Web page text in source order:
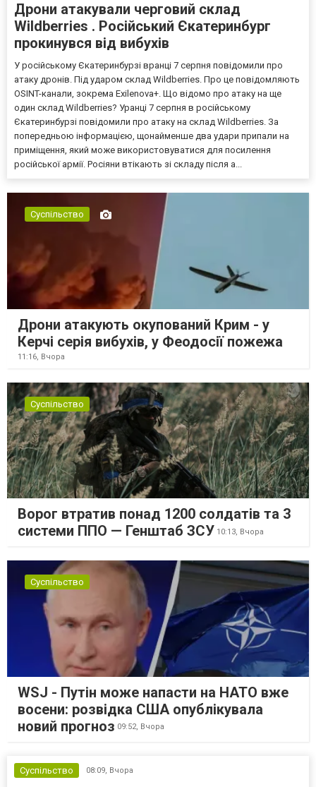
Дрони атакували черговий склад
Wildberries . Російський Єкатеринбург
прокинувся від вибухів
У російському Єкатеринбурзі вранці 7 серпня повідомили про
атаку дронів. Під ударом склад Wildberries. Про це повідомляють
OSINT-канали, зокрема Exilenova+. Що відомо про атаку на ще
один склад Wildberries? Уранці 7 серпня в російському
Єкатеринбурзі повідомили про атаку на склад Wildberries. За
попередньою інформацією, щонайменше два удари припали на
приміщення, який може використовуватися для посилення
російської армії. Росіяни втікають зі складу після а...
Суспільство
Дрони атакують окупований Крим - у
Керчі серія вибухів, у Феодосії пожежа
11:16, Вчора
Суспільство
Ворог втратив понад 1200 солдатів та 3
системи ППО — Генштаб ЗСУ 10:13, Вчора
Суспільство
WSJ - Путін може напасти на НАТО вже
восени: розвідка США опублікувала
новий прогноз 09:52, Вчора
Суспільство 08:09, Вчора